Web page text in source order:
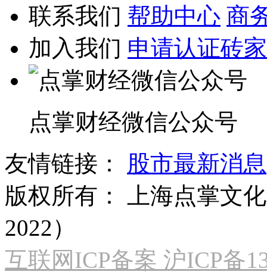
联系我们 帮助中心 商
加入我们 申请认证砖家
点掌财经微信公众号
友情链接：
股市最新消息
版权所有：
上海点掌文
2022）
互联网ICP备案 沪ICP备